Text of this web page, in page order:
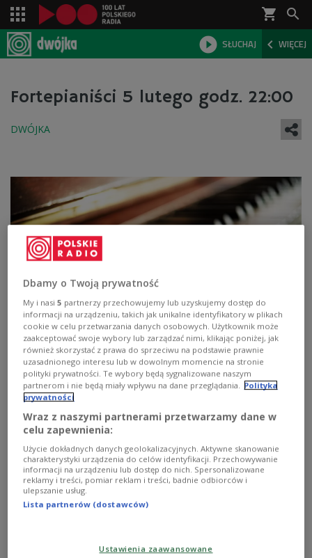
shopping_cart 
 SŁUCHAJ  WIĘCEJ

Fortepianiści 5 lutego godz. 22:00
(zdjęcie ilustracyjne) Foto: Shutterstock/Maren Winter
O AUDYCJI
00:00 00:00
Audycja Andrzeja Sułka Opowiadać w niej będziemy o
drodze fortepianu na estrady koncertowe i powrocie
historycznego instrumentarium klawiszowego do praktyki
wykonawczej.
W POPRZEDNICH ODCINKACH
Fortepianiści 8 kwietnia godz.
Dbamy o Twoją prywatność
My i nasi5 partnerzy przechowujemy lub uzyskujemy dostęp do
informacji na urządzeniu, takich jak unikalne identyfikatory w plikach
cookie w celu przetwarzania danych osobowych. Użytkownik może
zaakceptować swoje wybory lub zarządzać nimi, klikając poniżej, jak
również skorzystać z prawa do sprzeciwu na podstawie prawnie
uzasadnionego interesu lub w dowolnym momencie na stronie
polityki prywatności. Te wybory będą sygnalizowane naszym
partnerom i nie będą miały wpływu na dane przeglądania. Polityka
prywatności
Wraz z naszymi partnerami przetwarzamy dane w
celu zapewnienia:
Użycie dokładnych danych geolokalizacyjnych. Aktywne skanowanie
charakterystyki urządzenia do celów identyfikacji. Przechowywanie
informacji na urządzeniu lub dostęp do nich. Spersonalizowane
reklamy i treści, pomiar reklam i treści, badnie odbiorców i
ulepszanie usług.
Lista partnerów (dostawców)
Ustawienia zaawansowane